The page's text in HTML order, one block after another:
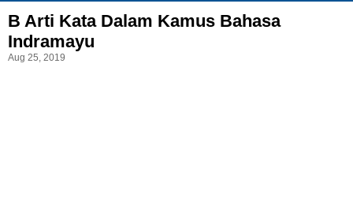
B Arti Kata Dalam Kamus Bahasa
Indramayu
Aug 25, 2019